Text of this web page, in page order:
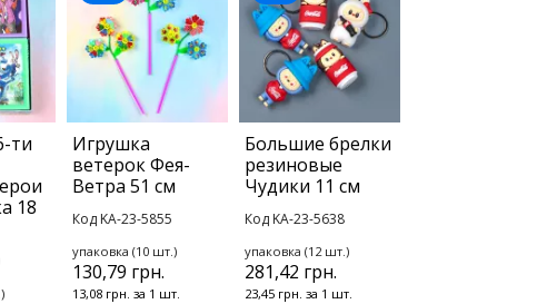
ти
18
Игрушка
ветерок Фея-
Ветра 51 см
Код KA-23-5855
упаковка (10 шт.)
130,79 грн.
13,08 грн. за 1 шт.
Большие брелки
резиновые
Чудики 11 см
Код KA-23-5638
упаковка (12 шт.)
281,42 грн.
23,45 грн. за 1 шт.